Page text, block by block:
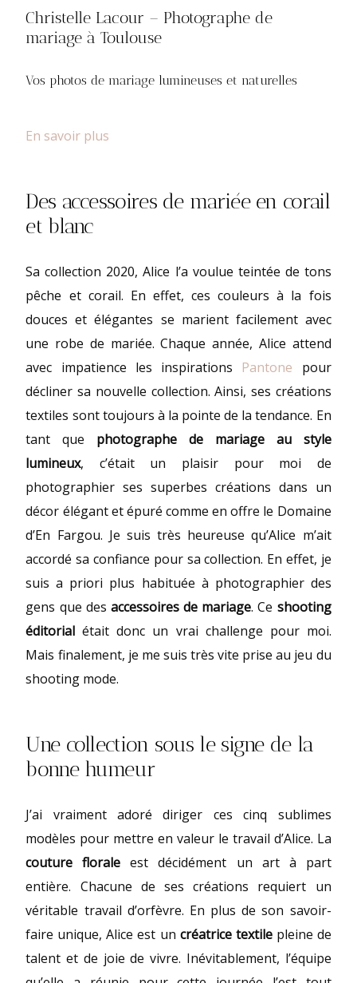
Christelle Lacour – Photographe de
mariage à Toulouse
Vos photos de mariage lumineuses et naturelles
En savoir plus
Des accessoires de mariée en corail
et blanc
Sa collection 2020, Alice l’a voulue teintée de tons
pêche et corail. En effet, ces couleurs à la fois
douces et élégantes se marient facilement avec
une robe de mariée. Chaque année, Alice attend
avec impatience les inspirations Pantone pour
décliner sa nouvelle collection. Ainsi, ses créations
textiles sont toujours à la pointe de la tendance. En
tant que photographe de mariage au style
lumineux, c’était un plaisir pour moi de
photographier ses superbes créations dans un
décor élégant et épuré comme en offre le Domaine
d’En Fargou. Je suis très heureuse qu’Alice m’ait
accordé sa confiance pour sa collection. En effet, je
suis a priori plus habituée à photographier des
gens que des accessoires de mariage. Ce shooting
éditorial était donc un vrai challenge pour moi.
Mais finalement, je me suis très vite prise au jeu du
shooting mode.
Une collection sous le signe de la
bonne humeur
J’ai vraiment adoré diriger ces cinq sublimes
modèles pour mettre en valeur le travail d’Alice. La
couture florale est décidément un art à part
entière. Chacune de ses créations requiert un
véritable travail d’orfèvre. En plus de son savoir-
faire unique, Alice est un créatrice textilepleine de
talent et de joie de vivre. Inévitablement, l’équipe